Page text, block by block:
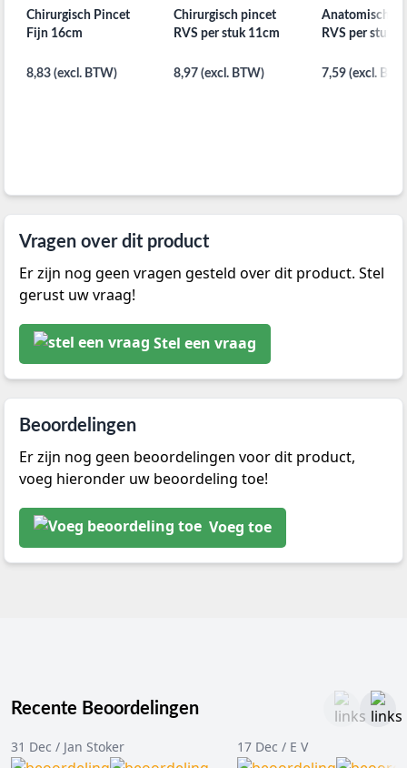
Chirurgisch Pincet
Fijn 16cm
8,83 (excl. BTW)
Chirurgisch pincet
RVS per stuk 11cm
8,97 (excl. BTW)
Anatomisch
RVS per stuk
7,59 (excl.
Vragen over dit product
Er zijn nog geen vragen gesteld over dit product. Stel
gerust uw vraag!
Stel een vraag
Beoordelingen
Er zijn nog geen beoordelingen voor dit product,
voeg hieronder uw beoordeling toe!
Voeg toe
Recente Beoordelingen
31 Dec / Jan Stoker 17 Dec / E V